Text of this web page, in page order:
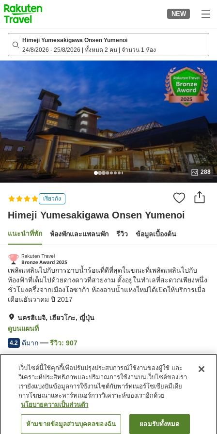
to
top
page
NEW
Himeji Yumesakigawa Onsen Yumenoi
24/8/2026 - 25/8/2026 ทั้งหมด 2 คน จำนวน 1 ห้อง
288
เรียวกัง
Himeji Yumesakigawa Onsen Yumenoi
แนะนำที่พัก ห้องพักและแพลนพัก รีวิว ข้อมูลเบื้องต้น
เพลิดเพลินไปกับการอาบน้ำร้อนที่ดีที่สุดในขณะที่เพลิดเพลินไปกับ
ท้องฟ้าที่เต็มไปด้วยดวงดาวที่สวยงาม ตั้งอยู่ในทำเลที่สะดวกเพียงหนึ่ง
ชั่วโมงครึ่งจากเมืองโอซาก้า ห้องอาบน้ำแห่งใหม่ได้เปิดให้บริการเมื่อ
เดือนธันวาคม ปี 2017
นครฮิเมจิ, เฮียวโกะ, ญี่ปุ่น
ดูบนแผนที่
4.2 ดีมาก รีวิว: 907
สิ่งอำนวยความสะดวกในที่พัก
ที่จอดรถ
อ่างน้ำวน
ซาวน่า
สปา/บิวตี้ซาลอน
หน้าแรก ญี่ปุ่น เฮียวโกะ
นครฮิเมจิ
Himeji Yumesakigawa Onsen Yumenoi
ค้นหาห้องพัก
เว็บไซต์นี้ใช้คุกกี้เพื่อปรับปรุงประสบการณ์ใช้งานของผู้ใช้ และ
วิเคราะห์ประสิทธิภาพและปริมาณการใช้งานบนเว็บไซต์ของเรา
เรายังแบ่งปันข้อมูลการใช้งานไซต์กับพาร์ทเนอร์โซเชียลมีเดีย
การโฆษณาและพาร์ทเนอร์การวิเคราะห์ของเราอีกด้วย
นโยบายความเป็นส่วนตัว
ห้ามขายข้อมูลส่วนบุคคลของฉัน ยอมรับทั้งหมด